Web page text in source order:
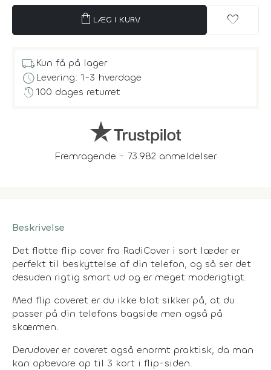
shopping_bag LÆG I KURV favorite
local_shippingKun få på lager
scheduleLevering: 1-3 hverdage
history100 dages returret
Fremragende - 73.982 anmeldelser
Beskrivelse
Det flotte flip cover fra RadiCover i sort læder er
perfekt til beskyttelse af din telefon, og så ser det
desuden rigtig smart ud og er meget moderigtigt.
Med flip coveret er du ikke blot sikker på, at du
passer på din telefons bagside men også på
skærmen.
Derudover er coveret også enormt praktisk, da man
kan opbevare op til 3 kort i flip-siden.